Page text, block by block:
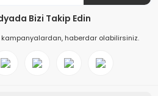
Bizi Takip Edin
kampanyalardan, haberdar olabilirsiniz.